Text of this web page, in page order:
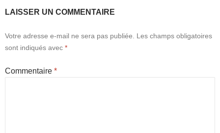
LAISSER UN COMMENTAIRE
Votre adresse e-mail ne sera pas publiée.
Les champs obligatoires
sont indiqués avec *
Commentaire *